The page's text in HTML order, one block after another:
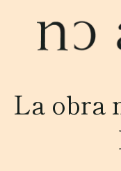
La obra